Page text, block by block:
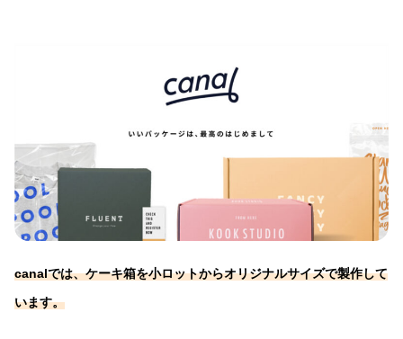
canalでは、ケーキ箱を小ロットからオリジナルサイズで製作して
います。